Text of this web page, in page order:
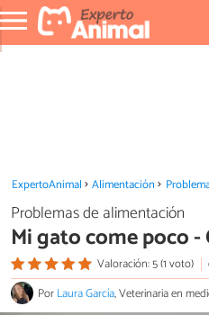
ExpertoAnimal Alimentación
Problemas de alimentación
Mi gato come poco -
Valoración: 5 (1 voto)
PorLaura García, Veterinaria en